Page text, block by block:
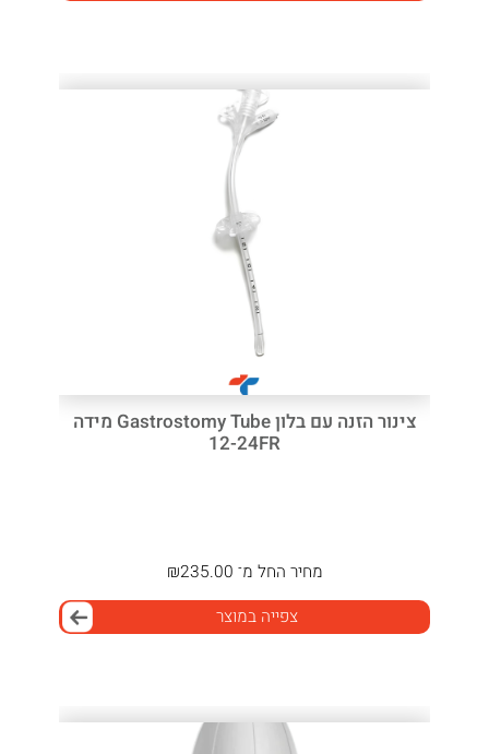
צינור הזנה עם בלון Gastrostomy Tube מידה
12-24FR
מחיר החל מ־ ₪235.00
צפייה במוצר